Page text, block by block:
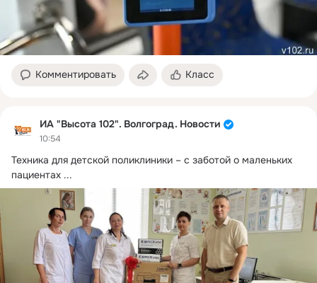
Комментировать Класс
ИА "Высота 102". Волгоград. Новости
10:54
Техника для детской поликлиники – с заботой о маленьких
пациентах ...